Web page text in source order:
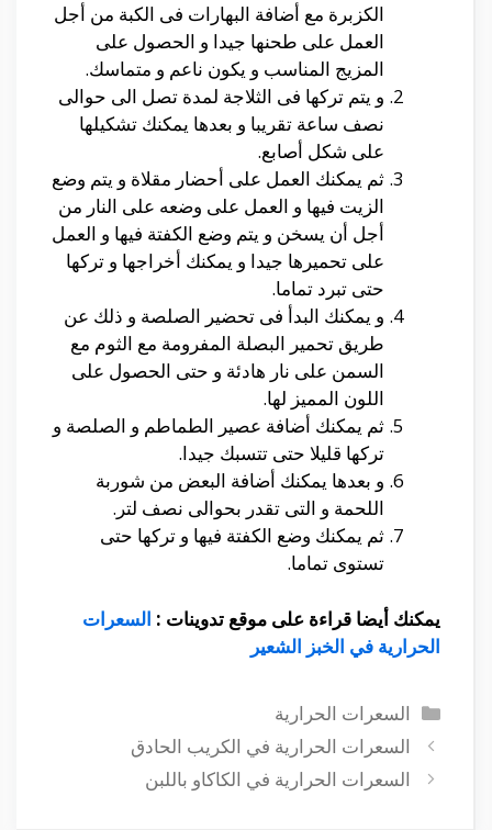
الكزبرة مع أضافة البهارات فى الكبة من أجل
العمل على طحنها جيدا و الحصول على
المزيج المناسب و يكون ناعم و متماسك.
و يتم تركها فى الثلاجة لمدة تصل الى حوالى
نصف ساعة تقريبا و بعدها يمكنك تشكيلها
على شكل أصابع.
ثم يمكنك العمل على أحضار مقلاة و يتم وضع
الزيت فيها و العمل على وضعه على النار من
أجل أن يسخن و يتم وضع الكفتة فيها و العمل
على تحميرها جيدا و يمكنك أخراجها و تركها
حتى تبرد تماما.
و يمكنك البدأ فى تحضير الصلصة و ذلك عن
طريق تحمير البصلة المفرومة مع الثوم مع
السمن على نار هادئة و حتى الحصول على
اللون المميز لها.
ثم يمكنك أضافة عصير الطماطم و الصلصة و
تركها قليلا حتى تتسبك جيدا.
و بعدها يمكنك أضافة البعض من شوربة
اللحمة و التى تقدر بحوالى نصف لتر.
ثم يمكنك وضع الكفتة فيها و تركها حتى
تستوى تماما.
يمكنك أيضا قراءة على موقع تدوينات : السعرات
الحرارية في الخبز الشعير
التصنيفات
السعرات الحرارية
السعرات الحرارية في الكريب الحادق
السعرات الحرارية في الكاكاو باللبن